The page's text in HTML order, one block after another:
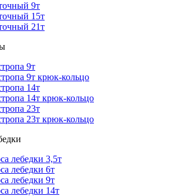
9т
15т
21т
9т
9т крюк-кольцо
14т
14т крюк-кольцо
23т
23т крюк-кольцо
лебедки 3,5т
лебедки 6т
лебедки 9т
лебедки 14т